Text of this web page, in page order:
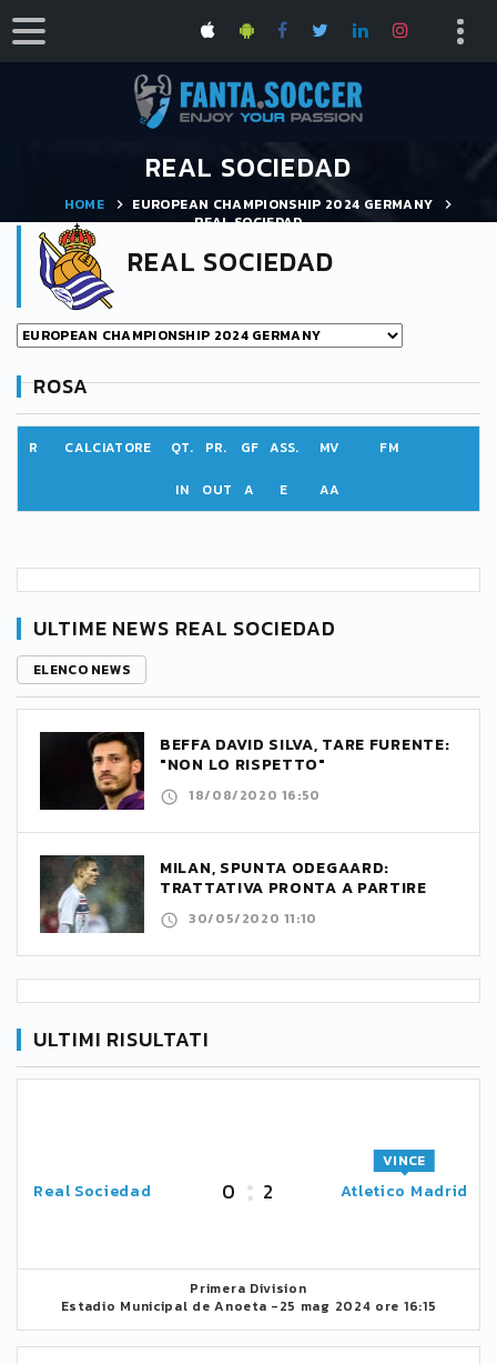
REAL SOCIEDAD
HOME
EUROPEAN CHAMPIONSHIP 2024 GERMANY
REAL SOCIEDAD
REAL SOCIEDAD
ROSA
R CALCIATORE QT. PR. GF ASS. MV FM
IN OUT A E AA
ULTIME NEWS REAL SOCIEDAD
ELENCO NEWS
BEFFA DAVID SILVA, TARE FURENTE:
"NON LO RISPETTO"
18/08/2020 16:50
MILAN, SPUNTA ODEGAARD:
TRATTATIVA PRONTA A PARTIRE
30/05/2020 11:10
ULTIMI RISULTATI
Real Sociedad 0 2 Atletico Madrid
VINCE
Primera Division
Estadio Municipal de Anoeta -25 mag 2024 ore 16:15